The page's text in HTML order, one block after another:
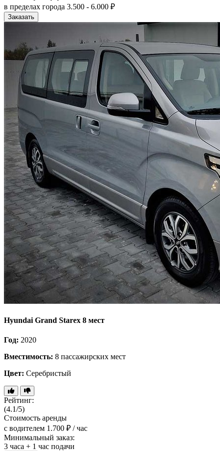
в пределах города 3.500 - 6.000 ₽
Заказать
Hyundai Grand Starex 8 мест
Год: 2020
Вместимость: 8 пассажирских мест
Цвет: Серебристый
Рейтинг:
(4.1/5)
Стоимость аренды
с водителем 1.700 ₽ / час
Минимальный заказ:
3 часа + 1 час подачи